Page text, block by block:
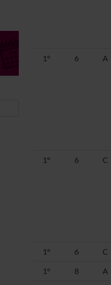
1° 6 A
1° 6 C
1° 6 C
1° 8 A